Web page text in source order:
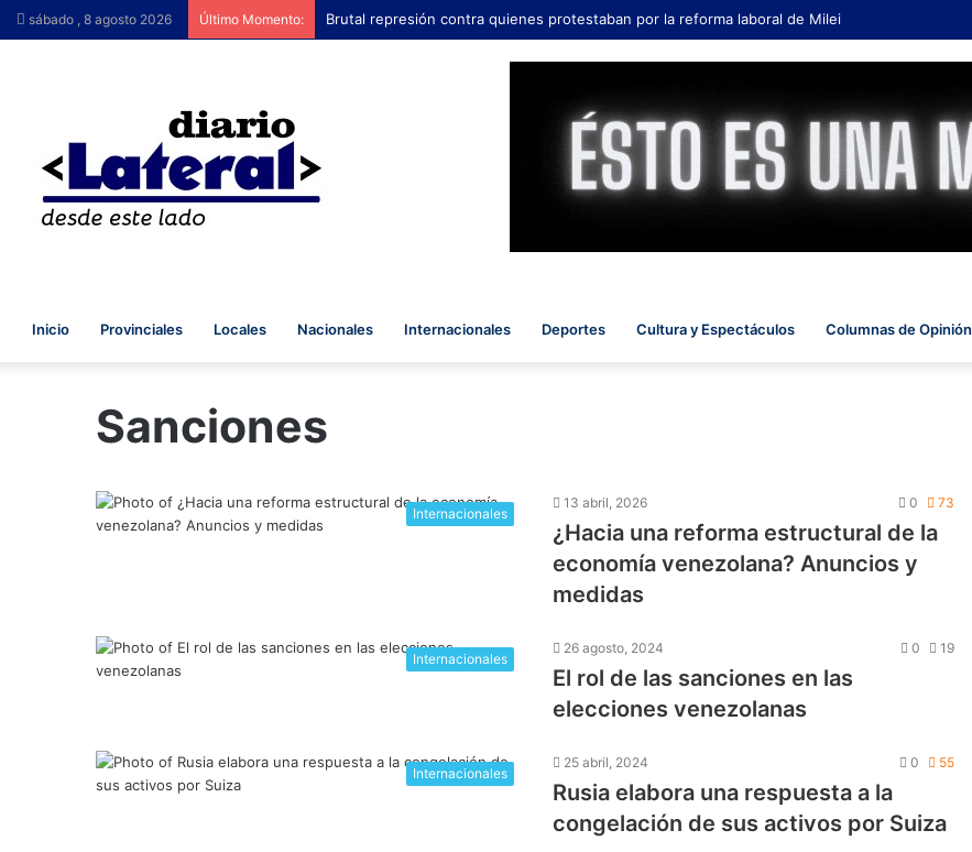
sábado , 8 agosto 2026 Último Momento: Brutal represión contra quienes protestaban por la reforma laboral de Milei
Inicio Provinciales Locales Nacionales Internacionales Deportes Cultura y Espectáculos Columnas de Opinión
Sanciones
Internacionales
13 abril, 2026 0 73
¿Hacia una reforma estructural de la
economía venezolana? Anuncios y
medidas
Internacionales
26 agosto, 2024 0 19
El rol de las sanciones en las
elecciones venezolanas
Internacionales
25 abril, 2024 0 55
Rusia elabora una respuesta a la
congelación de sus activos por Suiza